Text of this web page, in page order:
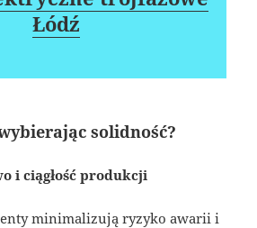
Łódź
solidność?
i ciągłość produkcji
minimalizują ryzyko awarii i